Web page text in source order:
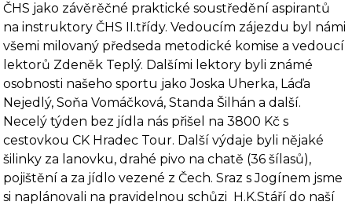
ČHS jako závěrěčné praktické sou­středění aspirantů
na instruktory ČHS II.třídy. Vedoucím zájezdu byl námi
všemi milovaný předseda metodické komise a vedoucí
lektorů Zdeněk Teplý. Dalšími lektory byli známé
osobnosti našeho sportu jako Joska Uherka, Láďa
Nejedlý, Soňa Vomáčková, Standa Šilhán a další.
Necelý týden bez jídla nás přišel na 3800 Kč s
cestovkou CK Hradec Tour. Další výdaje byli nějaké
šilinky za lanovku, drahé pivo na chatě (36 šílasů),
pojištění a za jídlo vezené z Čech. Sraz s Jogínem jsme
si naplánovali na pravidelnou schůzi H.K.Stáří do naší